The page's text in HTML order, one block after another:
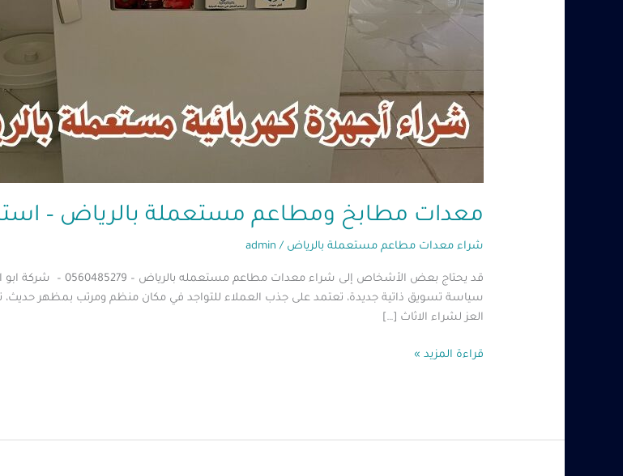
معدات مطابخ ومطاعم مستعملة بالرياض – استلام مباشر
شراء معدات مطاعم مستعملة بالرياض /
admin
قد يحتاج بعض الأشخاص
سياسة تسويق ذاتية جديدة، تعتمد على جذب العملاء للتواجد في مكان منظم ومرتب بمظهر حديث،
العز لشراء الاثاث […]
قراءة المزيد »